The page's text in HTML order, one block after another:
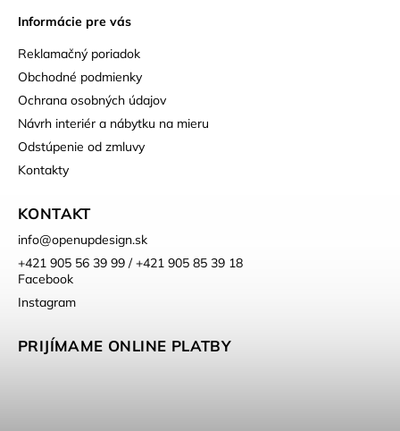
Informácie pre vás
Reklamačný poriadok
Obchodné podmienky
Ochrana osobných údajov
Návrh interiér a nábytku na mieru
Odstúpenie od zmluvy
Kontakty
KONTAKT
info@openupdesign.sk
+421 905 56 39 99 / +421 905 85 39 18
Facebook
Instagram
PRIJÍMAME ONLINE PLATBY